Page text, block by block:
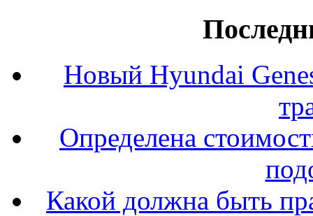
Новый Hyundai
Определена
Какой должна быть